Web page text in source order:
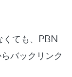
くても、PBN
バックリンク